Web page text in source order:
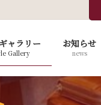
ャラリー
Gallery
お知らせ
news